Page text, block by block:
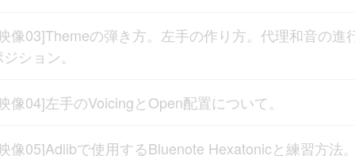
像03]Themeの弾き方。左手の作り方。代理和音の進
ション。
像04]左手のVoicingとOpen配置について。
像05]Adlibで使用するBluenote Hexatonicと練習方法